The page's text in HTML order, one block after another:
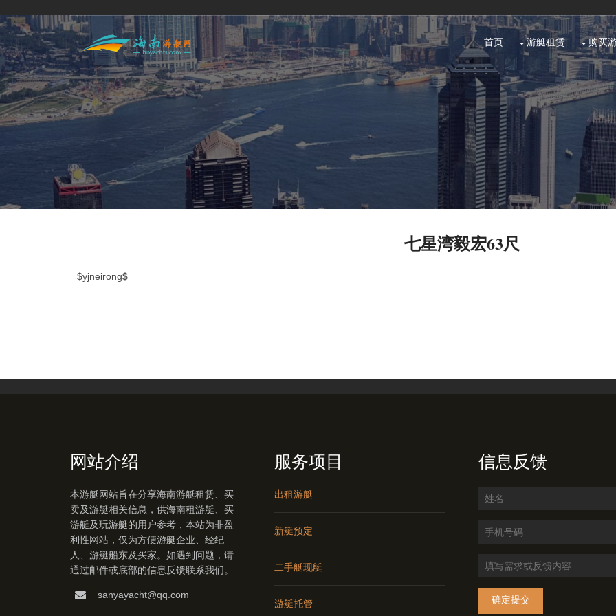
首页 游艇租赁 购买
七星湾毅宏63尺
$yjneirong$
网站介绍
本游艇网站旨在分享海南游艇租赁、买
卖及游艇相关信息，供海南租游艇、买
游艇及玩游艇的用户参考，本站为非盈
利性网站，仅为方便游艇企业、经纪
人、游艇船东及买家。如遇到问题，请
通过邮件或底部的信息反馈联系我们。
sanyayacht@qq.com
服务项目
出租游艇
新艇预定
二手艇现艇
游艇托管
信息反馈
确定提交